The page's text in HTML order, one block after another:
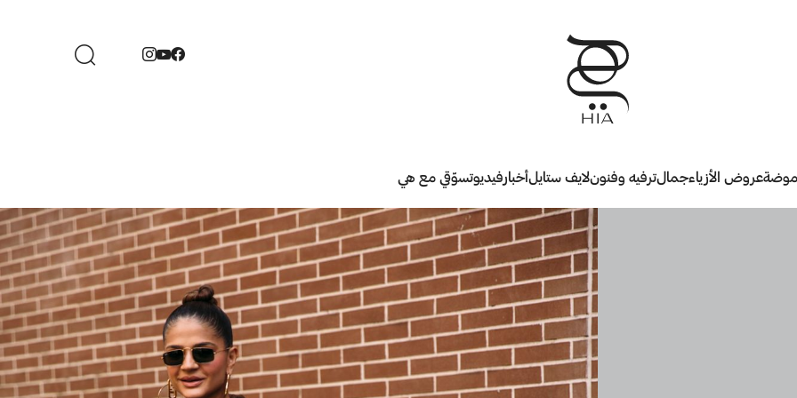
موضةعروض الأزياءجمالترفيه وفنونلايف ستايلأخبارفيديوتسوّقي مع هي